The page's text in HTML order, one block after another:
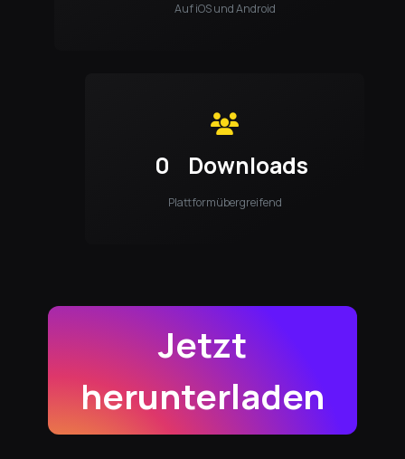
Auf iOS und Android
0 Downloads
Plattformübergreifend
Jetzt
herunterladen